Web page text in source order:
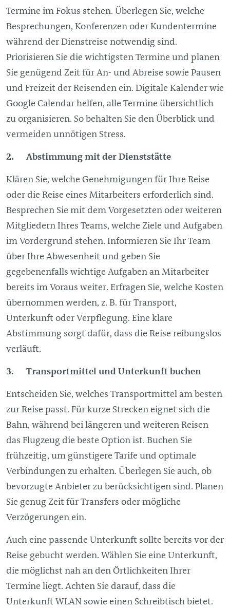
Termine im Fokus stehen. Überlegen Sie, welche
Besprechungen, Konferenzen oder Kundentermine
während der Dienstreise notwendig sind.
Priorisieren Sie die wichtigsten Termine und planen
Sie genügend Zeit für An- und Abreise sowie Pausen
und Freizeit der Reisenden ein. Digitale Kalender wie
Google Calendar helfen, alle Termine übersichtlich
zu organisieren. So behalten Sie den Überblick und
vermeiden unnötigen Stress.
2. Abstimmung mit der Dienststätte
Klären Sie, welche Genehmigungen für Ihre Reise
oder die Reise eines Mitarbeiters erforderlich sind.
Besprechen Sie mit dem Vorgesetzten oder weiteren
Mitgliedern Ihres Teams, welche Ziele und Aufgaben
im Vordergrund stehen. Informieren Sie Ihr Team
über Ihre Abwesenheit und geben Sie
gegebenenfalls wichtige Aufgaben an Mitarbeiter
bereits im Voraus weiter. Erfragen Sie, welche Kosten
übernommen werden, z. B. für Transport,
Unterkunft oder Verpflegung. Eine klare
Abstimmung sorgt dafür, dass die Reise reibungslos
verläuft.
3. Transportmittel und Unterkunft buchen
Entscheiden Sie, welches Transportmittel am besten
zur Reise passt. Für kurze Strecken eignet sich die
Bahn, während bei längeren und weiteren Reisen
das Flugzeug die beste Option ist. Buchen Sie
frühzeitig, um günstigere Tarife und optimale
Verbindungen zu erhalten. Überlegen Sie auch, ob
bevorzugte Anbieter zu berücksichtigen sind. Planen
Sie genug Zeit für Transfers oder mögliche
Verzögerungen ein.
Auch eine passende Unterkunft sollte bereits vor der
Reise gebucht werden. Wählen Sie eine Unterkunft,
die möglichst nah an den Örtlichkeiten Ihrer
Termine liegt. Achten Sie darauf, dass die
Unterkunft WLAN sowie einen Schreibtisch bietet.